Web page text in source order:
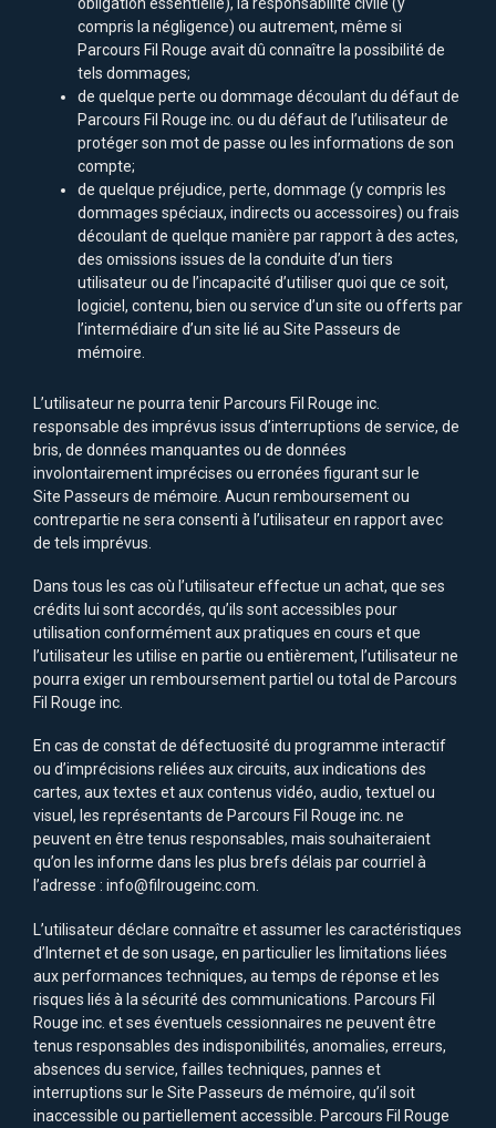
compris la négligence) ou autrement, même si
Parcours Fil Rouge avait dû connaître la possibilité de
tels dommages;
de quelque perte ou dommage découlant du défaut de
Parcours Fil Rouge inc. ou du défaut de l’utilisateur de
protéger son mot de passe ou les informations de son
compte;
de quelque préjudice, perte, dommage (y compris les
dommages spéciaux, indirects ou accessoires) ou frais
découlant de quelque manière par rapport à des actes,
des omissions issues de la conduite d’un tiers
utilisateur ou de l’incapacité d’utiliser quoi que ce soit,
logiciel, contenu, bien ou service d’un site ou offerts par
l’intermédiaire d’un site lié au Site Passeurs de
mémoire.
L’utilisateur ne pourra tenir Parcours Fil Rouge inc.
responsable des imprévus issus d’interruptions de service, de
bris, de données manquantes ou de données
involontairement imprécises ou erronées figurant sur le
Site Passeurs de mémoire. Aucun remboursement ou
contrepartie ne sera consenti à l’utilisateur en rapport avec
de tels imprévus.
Dans tous les cas où l’utilisateur effectue un achat, que ses
crédits lui sont accordés, qu’ils sont accessibles pour
utilisation conformément aux pratiques en cours et que
l’utilisateur les utilise en partie ou entièrement, l’utilisateur ne
pourra exiger un remboursement partiel ou total de Parcours
Fil Rouge inc.
En cas de constat de défectuosité du programme interactif
ou d’imprécisions reliées aux circuits, aux indications des
cartes, aux textes et aux contenus vidéo, audio, textuel ou
visuel, les représentants de Parcours Fil Rouge inc. ne
peuvent en être tenus responsables, mais souhaiteraient
qu’on les informe dans les plus brefs délais par courriel à
l’adresse : info@filrougeinc.com.
L’utilisateur déclare connaître et assumer les caractéristiques
d’Internet et de son usage, en particulier les limitations liées
aux performances techniques, au temps de réponse et les
risques liés à la sécurité des communications. Parcours Fil
Rouge inc. et ses éventuels cessionnaires ne peuvent être
tenus responsables des indisponibilités, anomalies, erreurs,
absences du service, failles techniques, pannes et
interruptions sur le Site Passeurs de mémoire, qu’il soit
inaccessible ou partiellement accessible. Parcours Fil Rouge